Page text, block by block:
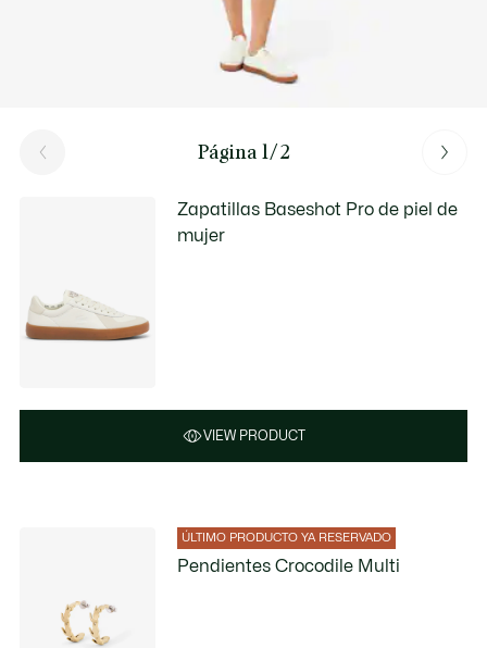
Página 1/2
Zapatillas Baseshot Pro de piel de
mujer
VIEW PRODUCT
ÚLTIMO PRODUCTO YA RESERVADO
Pendientes Crocodile Multi